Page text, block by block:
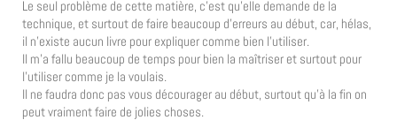
Le seul problème de cette matière, c’est qu’elle demande de la
technique, et surtout de faire beaucoup d’erreurs au début, car, hélas,
il n’existe aucun livre pour expliquer comme bien l’utiliser.
Il m’a fallu beaucoup de temps pour bien la maîtriser et surtout pour
l’utiliser comme je la voulais.
Il ne faudra donc pas vous décourager au début, surtout qu’à la fin on
peut vraiment faire de jolies choses.